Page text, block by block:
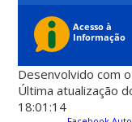
Desenvolvido com
Última atualização
18:01:14